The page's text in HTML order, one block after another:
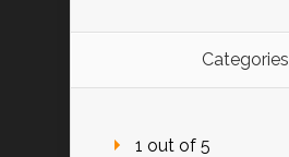
Categories
1 out of 5